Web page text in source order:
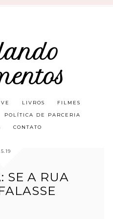
LIVROS FILMES
POLÍTICA DE PARCERIA
CONTATO
SE A RUA